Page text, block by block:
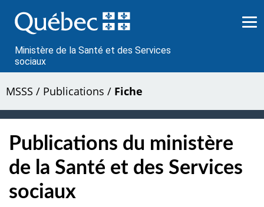
au
contenu
Ministère de la Santé et des Services
sociaux
MSSS / Publications / Fiche
Publications du ministère
de la Santé et des Services
sociaux